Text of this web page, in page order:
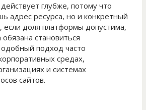
глубже, потому что
адрес ресурса, но и конкретный
если доля платформы допустима,
становиться
подход часто
средах,
и системах
сайтов.